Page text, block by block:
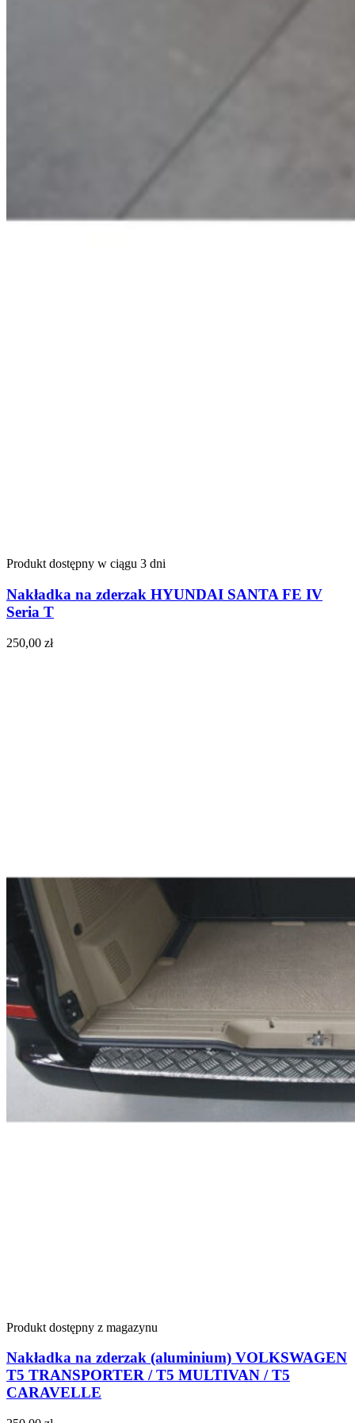
Produkt dostępny w ciągu 3 dni
Nakładka na zderzak HYUNDAI SANTA FE IV
Seria T
250,00 zł
Produkt dostępny z magazynu
Nakładka na zderzak (aluminium) VOLKSWAGEN
T5 TRANSPORTER / T5 MULTIVAN / T5
CARAVELLE